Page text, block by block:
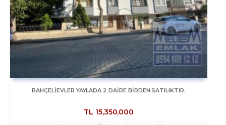
BAHÇELİEVLER YAYLADA 2 DAİRE BİRDEN SATILIKTIR.
TL 15,350,000